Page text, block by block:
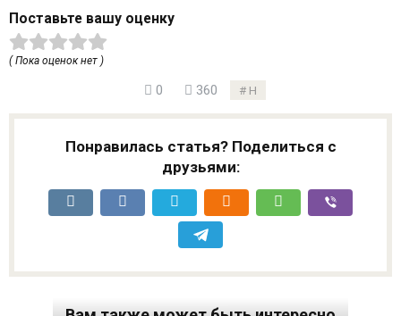
Поставьте вашу оценку
( Пока оценок нет )
0 360 Н
Понравилась статья? Поделиться с
друзьями: